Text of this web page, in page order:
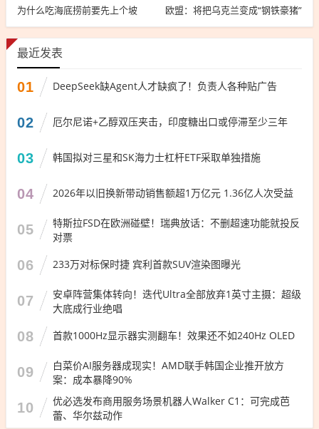
为什么吃海底捞前要先上个坡 欧盟：将把乌克兰变成“钢铁豪猪”
最近发表
01 DeepSeek缺Agent人才缺疯了！负责人各种贴广告
02 厄尔尼诺+乙醇双压夹击，印度糖出口或停滞至少三年
03 韩国拟对三星和SK海力士杠杆ETF采取单独措施
04 2026年以旧换新带动销售额超1万亿元 1.36亿人次受益
05
特斯拉FSD在欧洲碰壁！瑞典放话：不删超速功能就投反
对票
06 233万对标保时捷 宾利首款SUV渲染图曝光
07
安卓阵营集体转向！迭代Ultra全部放弃1英寸主摄：超级
大底成行业绝唱
08 首款1000Hz显示器实测翻车！效果还不如240Hz OLED
09
白菜价AI服务器成现实！AMD联手韩国企业推开放方
案：成本暴降90%
10
优必选发布商用服务场景机器人Walker C1：可完成芭
蕾、华尔兹动作